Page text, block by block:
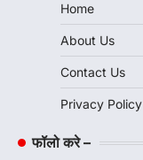
Home
About Us
Contact Us
Privacy Policy
फॉलो करे –